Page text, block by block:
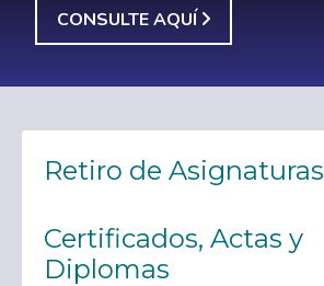
CONSULTE AQUÍ
Retiro de Asignaturas
Certificados, Actas y
Diplomas